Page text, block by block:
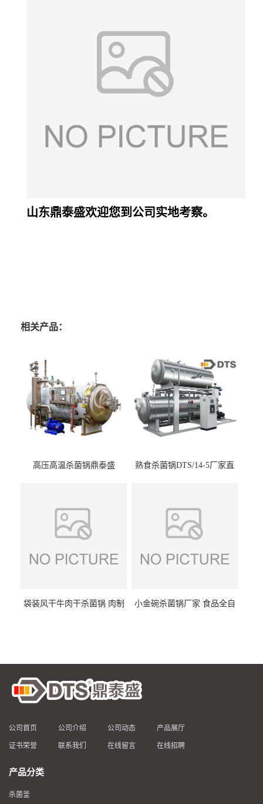
山东鼎泰盛欢迎您到公司实地考察。
相关产品：
高压高温杀菌锅鼎泰盛
熟食杀菌锅DTS/14-5厂家直
袋装风干牛肉干杀菌锅 肉制
小金碗杀菌锅厂家 食品全自
公司首页 公司介绍 公司动态 产品展厅
证书荣誉 联系我们 在线留言 在线招聘
产品分类
杀菌釜